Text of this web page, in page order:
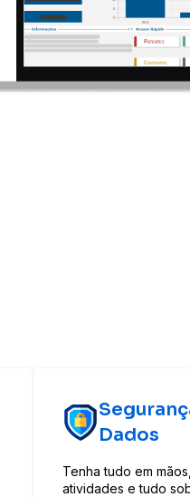
Dados
Tenha tudo em
atividades e tudo